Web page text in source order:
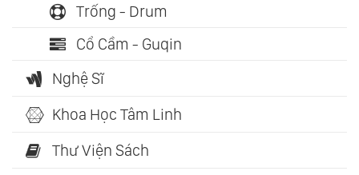
Trống - Drum
Cổ Cầm - Guqin
Nghệ Sĩ
Khoa Học Tâm Linh
Thư Viện Sách